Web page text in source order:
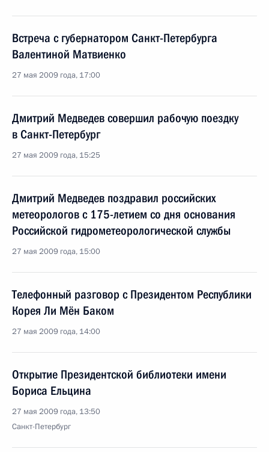
Встреча с губернатором Санкт-Петербурга
Валентиной Матвиенко
27 мая 2009 года, 17:00
Дмитрий Медведев совершил рабочую поездку
в Санкт-Петербург
27 мая 2009 года, 15:25
Дмитрий Медведев поздравил российских
метеорологов с 175-летием со дня основания
Российской гидрометеорологической службы
27 мая 2009 года, 15:00
Телефонный разговор с Президентом Республики
Корея Ли Мён Баком
27 мая 2009 года, 14:00
Открытие Президентской библиотеки имени
Бориса Ельцина
27 мая 2009 года, 13:50
Санкт-Петербург